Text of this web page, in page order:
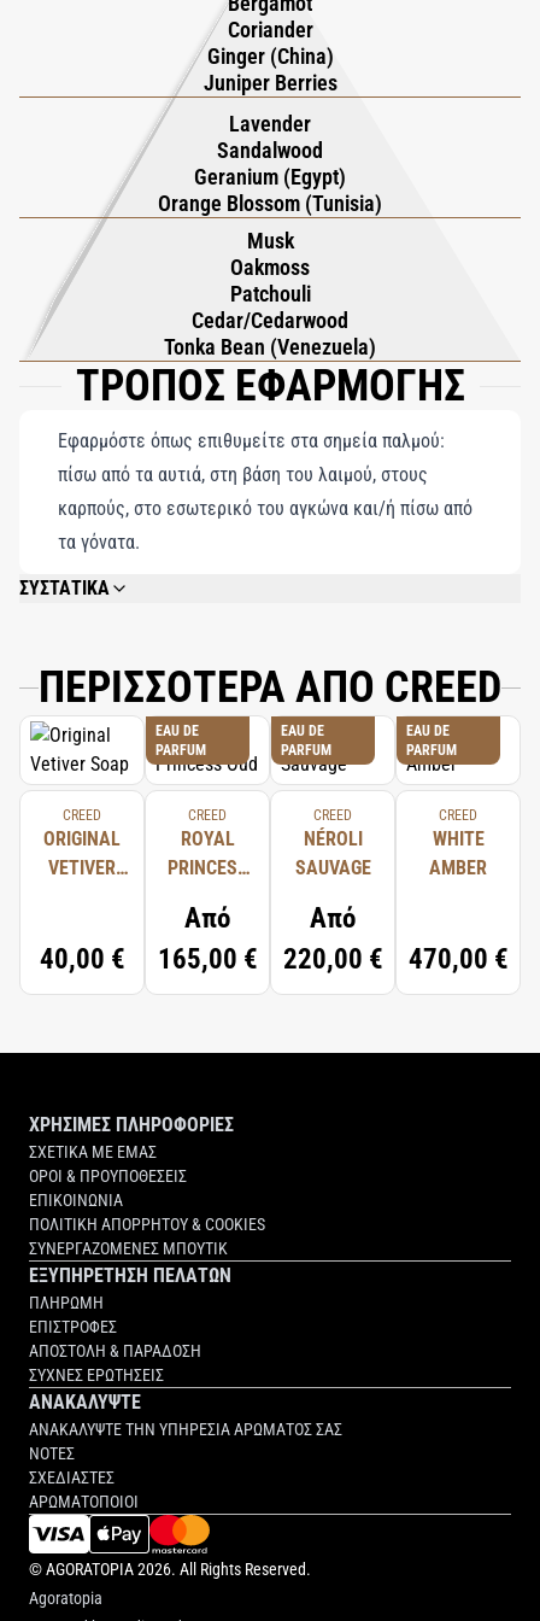
κομψότητα της απαράμιλλης τέχνης του οίκου Creed.
Coriander
Ginger (China)
Juniper Berries
Lavender
Sandalwood
Geranium (Egypt)
Orange Blossom (Tunisia)
Musk
Oakmoss
Patchouli
Cedar/Cedarwood
Tonka Bean (Venezuela)
ΤΡΟΠΟΣ ΕΦΑΡΜΟΓΗΣ
Εφαρμόστε όπως επιθυμείτε στα σημεία παλμού:
πίσω από τα αυτιά, στη βάση του λαιμού, στους
καρπούς, στο εσωτερικό του αγκώνα και/ή πίσω από
τα γόνατα.
ΣΥΣΤΑΤΙΚΑ
ΠΕΡΙΣΣΟΤΕΡΑ ΑΠΟ CREED
CREED
ORIGINAL
VETIVER
40,00 €
EAU DE
PARFUM
CREED
ROYAL
PRINCESS
Από
165,00 €
EAU DE
PARFUM
CREED
NÉROLI
SAUVAGE
Από
220,00 €
EAU DE
PARFUM
CREED
WHITE
AMBER
470,00 €
ΧΡΗΣΙΜΕΣ ΠΛΗΡΟΦΟΡΙΕΣ
ΣΧΕΤΙΚΑ ΜΕ ΕΜΑΣ
ΟΡΟΙ & ΠΡΟΥΠΟΘΕΣΕΙΣ
ΕΠΙΚΟΙΝΩΝΙΑ
ΠΟΛΙΤΙΚΗ ΑΠΟΡΡΗΤΟΥ & COOKIES
ΣΥΝΕΡΓΑΖΟΜΕΝΕΣ ΜΠΟΥΤΙΚ
ΕΞΥΠΗΡΕΤΗΣΗ ΠΕΛΑΤΩΝ
ΠΛΗΡΩΜΗ
ΕΠΙΣΤΡΟΦΕΣ
ΑΠΟΣΤΟΛΗ & ΠΑΡΑΔΟΣΗ
ΣΥΧΝΕΣ ΕΡΩΤΗΣΕΙΣ
ΑΝΑΚΑΛΥΨΤΕ
ΑΝΑΚΑΛΥΨΤΕ ΤΗΝ ΥΠΗΡΕΣΙΑ ΑΡΩΜΑΤΟΣ ΣΑΣ
ΝΟΤΕΣ
ΣΧΕΔΙΑΣΤΕΣ
ΑΡΩΜΑΤΟΠΟΙΟΙ
©AGORATOPIA2026. All Rights Reserved.
Agoratopia